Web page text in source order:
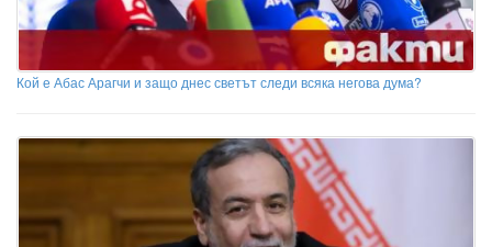
Кой е Абас Арагчи и защо днес светът следи всяка негова дума?